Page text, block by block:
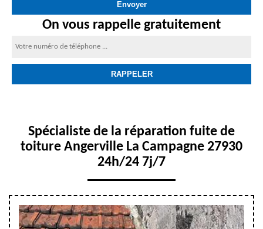
On vous rappelle gratuitement
Spécialiste de la réparation fuite de
toiture Angerville La Campagne 27930
24h/24 7j/7